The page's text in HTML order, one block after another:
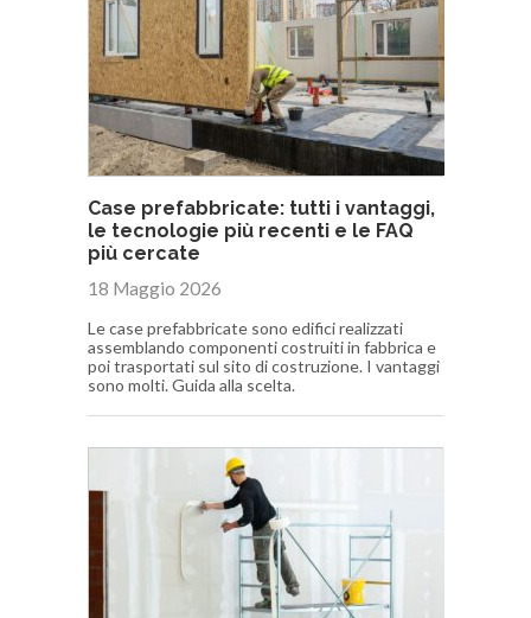
Case prefabbricate: tutti i vantaggi,
le tecnologie più recenti e le FAQ
più cercate
18 Maggio 2026
Le case prefabbricate sono edifici realizzati
assemblando componenti costruiti in fabbrica e
poi trasportati sul sito di costruzione. I vantaggi
sono molti. Guida alla scelta.